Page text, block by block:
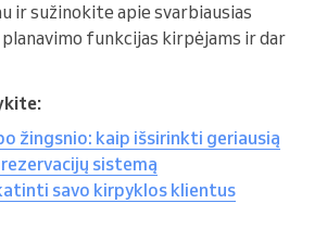
ir sužinokite apie svarbiausias
funkcijas kirpėjams ir dar
žingsnio: kaip išsirinkti geriausią
sistemą
savo kirpyklos klientus